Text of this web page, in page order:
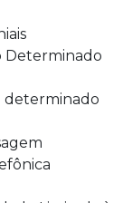
Determinado
determinado